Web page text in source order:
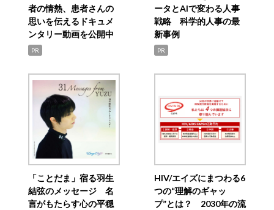
者の情熱、患者さんの
思いを伝えるドキュメ
ンタリー動画を公開中
PR
ータとAIで変わる人事
戦略 科学的人事の最
新事例
PR
「ことだま」宿る羽生
結弦のメッセージ 名
言がもたらす心の平穏
HIV/エイズにまつわる6
つの“理解のギャッ
プ”とは？ 2030年の流